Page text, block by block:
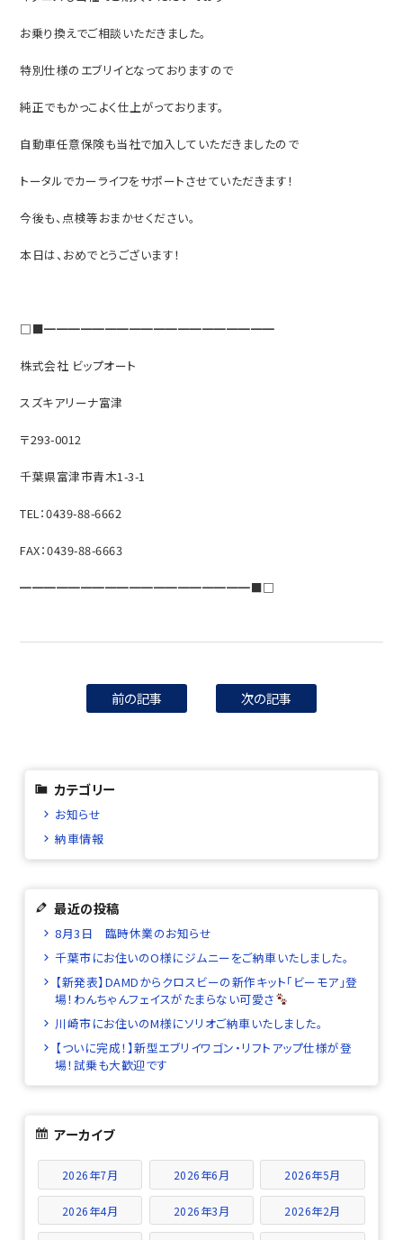
お乗り換えでご相談いただきました。
特別仕様のエブリイとなっておりますので
純正でもかっこよく仕上がっております。
自動車任意保険も当社で加入していただきましたので
トータルでカーライフをサポートさせていただきます！
今後も、点検等おまかせください。
本日は、おめでとうございます！
□■━━━━━━━━━━━━━━━━━━━
株式会社 ビップオート
スズキアリーナ富津
〒293-0012
千葉県富津市青木1-3-1
TEL：0439-88-6662
FAX：0439-88-6663
━━━━━━━━━━━━━━━━━━━■□
前の記事 次の記事
カテゴリー
お知らせ
納車情報
最近の投稿
8月3日 臨時休業のお知らせ
千葉市にお住いのO様にジムニーをご納車いたしました。
【新発表】DAMDからクロスビーの新作キット「ビーモア」登
場！わんちゃんフェイスがたまらない可愛さ
川崎市にお住いのM様にソリオご納車いたしました。
【ついに完成！】新型エブリイワゴン・リフトアップ仕様が登
場！試乗も大歓迎です
アーカイブ
2026年7月 2026年6月 2026年5月
2026年4月 2026年3月 2026年2月